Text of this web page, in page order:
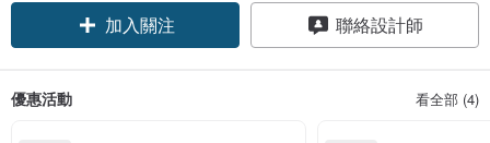
加入關注 聯絡設計師
優惠活動 看全部 (4)